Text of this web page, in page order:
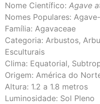
Nome Científico: Agave
Nomes Populares:
Família: Agavaceae
Categoria: Arbustos,
Esculturais
Clima: Equatorial,
Origem: América do
Altura: 1.2 a 1.8 metros
Luminosidade: Sol Pleno